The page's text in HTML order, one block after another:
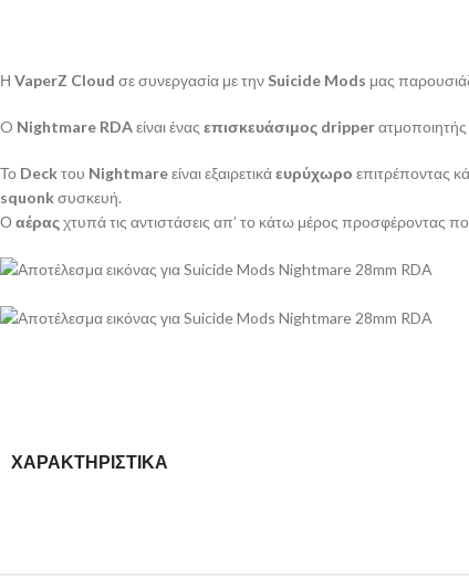
Η VaperZ Cloud σε συνεργασία με την Suicide Mods μας
O Nightmare RDAείναι ένας επισκευάσιμος dripperατμοποιητής
Το Deckτου Nightmareείναι εξαιρετικάευρύχωρο επιτρέποντας
squonkσυσκευή.
Οαέραςχτυπά τις αντιστάσεις απ’ το κάτω μέρος προσφέροντας
ΧΑΡΑΚΤΗΡΙΣΤΙΚΆ